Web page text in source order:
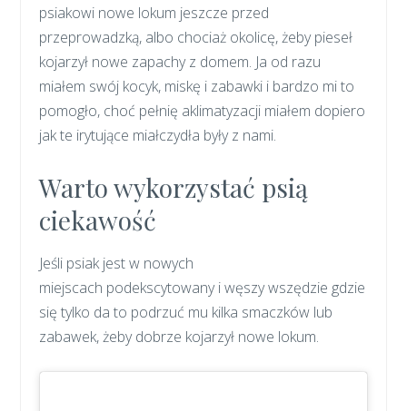
psiakowi nowe lokum jeszcze przed
przeprowadzką, albo chociaż okolicę, żeby pieseł
kojarzył nowe zapachy z domem. Ja od razu
miałem swój kocyk, miskę i zabawki i bardzo mi to
pomogło, choć pełnię aklimatyzacji miałem dopiero
jak te irytujące miałczydła były z nami.
Warto wykorzystać psią
ciekawość
Jeśli psiak jest w nowych
miejscach podekscytowany i węszy wszędzie gdzie
się tylko da to podrzuć mu kilka smaczków lub
zabawek, żeby dobrze kojarzył nowe lokum.